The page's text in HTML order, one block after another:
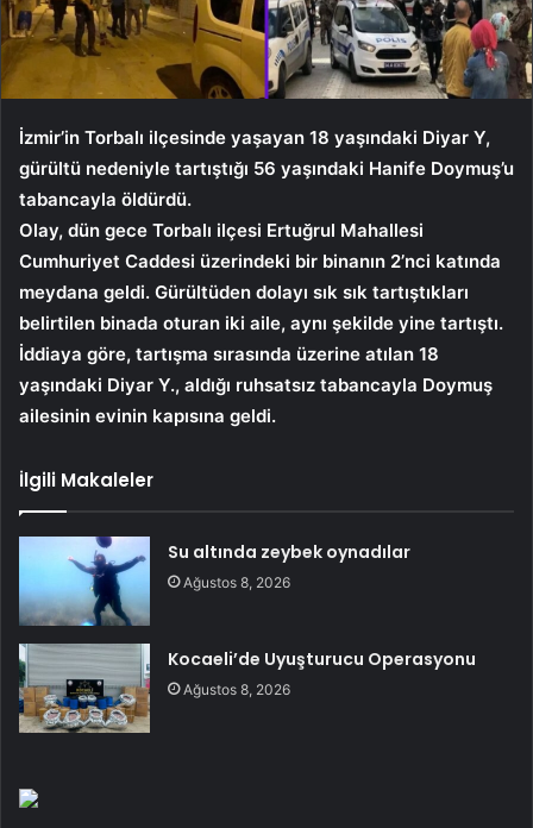
İzmir’in Torbalı ilçesinde yaşayan 18 yaşındaki Diyar Y,
gürültü nedeniyle tartıştığı 56 yaşındaki Hanife Doymuş’u
tabancayla öldürdü.
Olay, dün gece Torbalı ilçesi Ertuğrul Mahallesi
Cumhuriyet Caddesi üzerindeki bir binanın 2’nci katında
meydana geldi. Gürültüden dolayı sık sık tartıştıkları
belirtilen binada oturan iki aile, aynı şekilde yine tartıştı.
İddiaya göre, tartışma sırasında üzerine atılan 18
yaşındaki Diyar Y., aldığı ruhsatsız tabancayla Doymuş
ailesinin evinin kapısına geldi.
İlgili Makaleler
Su altında zeybek oynadılar
Ağustos 8, 2026
Kocaeli’de Uyuşturucu Operasyonu
Ağustos 8, 2026